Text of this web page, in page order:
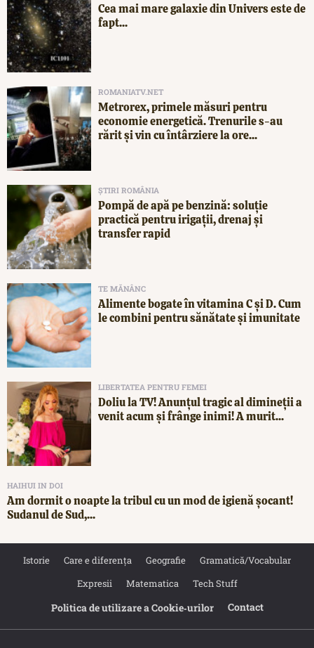
Cea mai mare galaxie din Univers este de
fapt...
ROMANIATV.NET
Metrorex, primele măsuri pentru
economie energetică. Trenurile s-au
rărit și vin cu întârziere la ore...
ȘTIRI ROMÂNIA
Pompă de apă pe benzină: soluție
practică pentru irigații, drenaj și
transfer rapid
TE MĂNÂNC
Alimente bogate în vitamina C și D. Cum
le combini pentru sănătate și imunitate
LIBERTATEA PENTRU FEMEI
Doliu la TV! Anunțul tragic al dimineții a
venit acum și frânge inimi! A murit...
HAIHUI IN DOI
Am dormit o noapte la tribul cu un mod de igienă șocant!
Sudanul de Sud,...
Istorie Care e diferența Geografie
Gramatică/Vocabular
Expresii
Matematica Tech Stuff
Politica de utilizare a Cookie‐urilor Contact